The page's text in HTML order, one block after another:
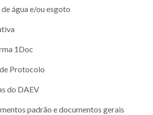
água e/ou esgoto
1Doc
Protocolo
do DAEV
padrão e documentos gerais